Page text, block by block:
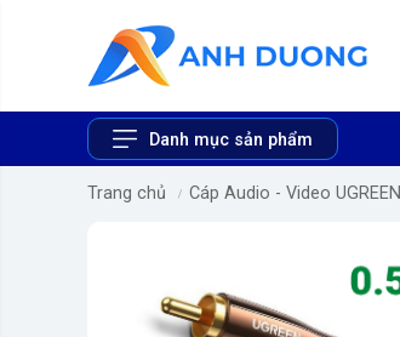
Danh mục sản phẩm
Trang chủ Cáp Audio - Video UGREEN